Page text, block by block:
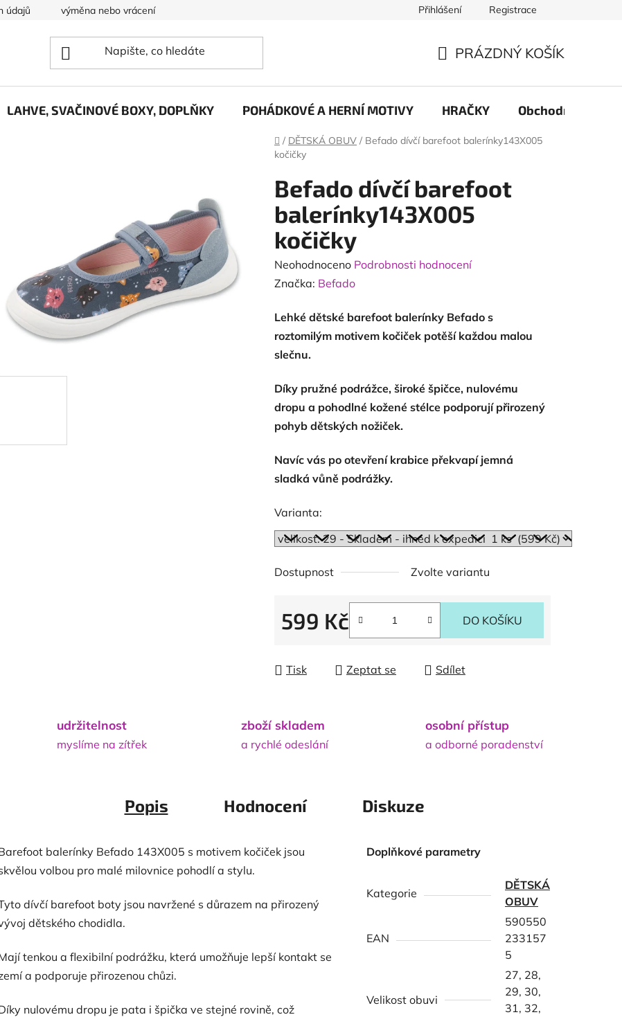
údajů výměna nebo vrácení zboží Přihlášení Registrace
KOŠÍK
PRÁZDNÝ KOŠÍK
LAHVE, SVAČINOVÉ BOXY, DOPLŇKY POHÁDKOVÉ A HERNÍ MOTIVY HRAČKY Obchodní
Domů
/ DĚTSKÁ OBUV / Befado dívčí barefoot balerínky143X005
kočičky
Befado dívčí barefoot
balerínky143X005
kočičky
Průměrné
hodnocení
je
0,0
z
hvězdiček.
Neohodnoceno Podrobnosti hodnocení
Značka: Befado
Lehké dětské barefoot balerínky Befado s
roztomilým motivem kočiček potěší každou malou
slečnu.
Díky pružné podrážce, široké špičce, nulovému
dropu a pohodlné kožené stélce podporují přirozený
pohyb dětských nožiček.
Navíc vás po otevření krabice překvapí jemná
sladká vůně podrážky.
Varianta:
Dostupnost Zvolte variantu
599 Kč DO KOŠÍKU
Tisk Zeptat se Sdílet
udržitelnost
myslíme na zítřek
zboží skladem
a rychlé odeslání
osobní přístup
a odborné poradenství
Popis Hodnocení Diskuze
balerínky Befado 143X005 s motivem kočiček jsou
volbou pro malé milovnice pohodlí a stylu.
dívčí barefoot boty jsou navržené s důrazem na přirozený
dětského chodidla.
tenkou a flexibilní podrážku, která umožňuje lepší kontakt se
a podporuje přirozenou chůzi.
nulovému dropu je pata i špička ve stejné rovině, což
Doplňkové parametry
Kategorie
DĚTSKÁ
OBUV
EAN
590550
233157
5
Velikost obuvi
27, 28,
29, 30,
31, 32,